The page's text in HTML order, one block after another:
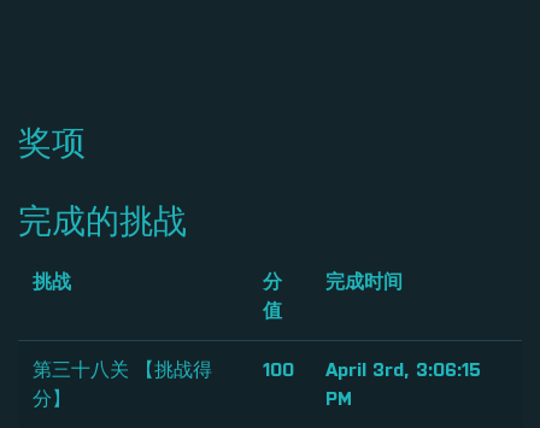
奖项
完成的挑战
挑战
分
值
完成时间
第三十八关 【挑战得
分】
100
April 3rd, 3:06:15
PM